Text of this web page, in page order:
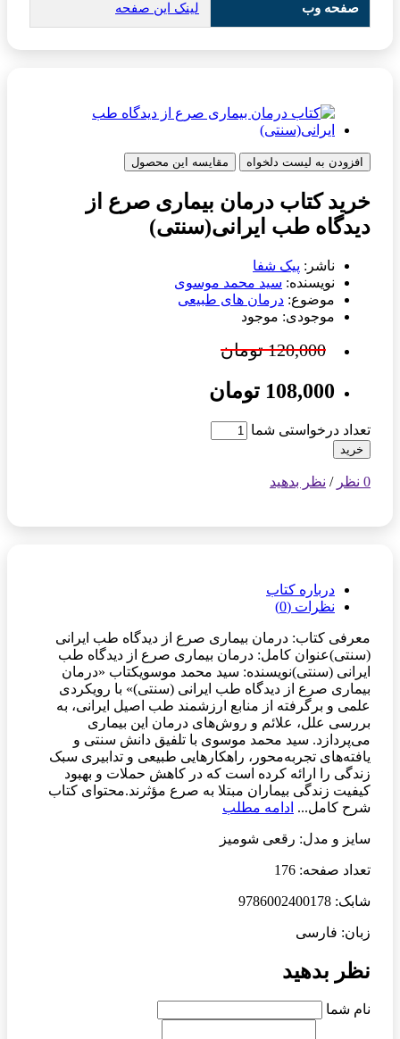
صفحه وب لینک این صفحه
افزودن به لیست دلخواه مقایسه این محصول
خرید کتاب درمان بیماری صرع از
دیدگاه طب ایرانی(سنتی)
ناشر: پیک شفا
نویسنده: سید محمد موسوی
موضوع: درمان های طبیعی
موجودی: موجود
120,000 تومان
108,000 تومان
تعداد درخواستی شما
خرید
0 نظر / نظر بدهید
درباره کتاب
نظرات (0)
معرفی کتاب: درمان بیماری صرع از دیدگاه طب ایرانی
(سنتی)عنوان کامل: درمان بیماری صرع از دیدگاه طب
ایرانی (سنتی)نویسنده: سید محمد موسویکتاب «درمان
بیماری صرع از دیدگاه طب ایرانی (سنتی)» با رویکردی
علمی و برگرفته از منابع ارزشمند طب اصیل ایرانی، به
بررسی علل، علائم و روش‌های درمان این بیماری
می‌پردازد. سید محمد موسوی با تلفیق دانش سنتی و
یافته‌های تجربه‌محور، راهکارهایی طبیعی و تدابیری سبک
زندگی را ارائه کرده است که در کاهش حملات و بهبود
کیفیت زندگی بیماران مبتلا به صرع مؤثرند.محتوای کتاب
شرح کامل... ادامه مطلب
سایز و مدل: رقعی شومیز
تعداد صفحه: 176
شابک: 9786002400178
زبان: فارسی
نظر بدهید
نام شما